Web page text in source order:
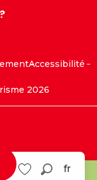
fr
Accessibilité
2026